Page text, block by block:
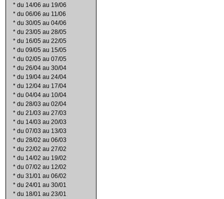
* du 14/06 au 19/06
* du 06/06 au 11/06
* du 30/05 au 04/06
* du 23/05 au 28/05
* du 16/05 au 22/05
* du 09/05 au 15/05
* du 02/05 au 07/05
* du 26/04 au 30/04
* du 19/04 au 24/04
* du 12/04 au 17/04
* du 04/04 au 10/04
* du 28/03 au 02/04
* du 21/03 au 27/03
* du 14/03 au 20/03
* du 07/03 au 13/03
* du 28/02 au 06/03
* du 22/02 au 27/02
* du 14/02 au 19/02
* du 07/02 au 12/02
* du 31/01 au 06/02
* du 24/01 au 30/01
* du 18/01 au 23/01